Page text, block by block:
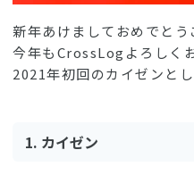
新年あけましておめでとう
今年もCrossLogよろしく
2021年初回のカイゼンと
1. カイゼン